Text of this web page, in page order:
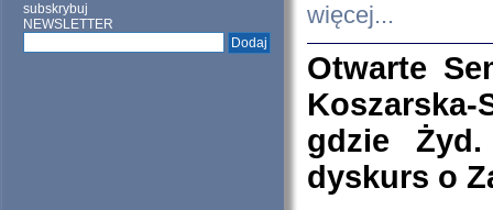
subskrybuj
NEWSLETTER
więcej...
Otwarte
Koszarska-
gdzie
dyskurs o